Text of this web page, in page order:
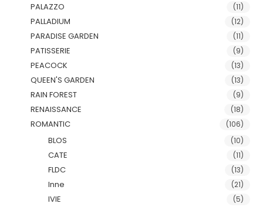
PALAZZO (11)
PALLADIUM (12)
PARADISE GARDEN (11)
PATISSERIE (9)
PEACOCK (13)
QUEEN'S GARDEN (13)
RAIN FOREST (9)
RENAISSANCE (18)
ROMANTIC (106)
BLOS (10)
CATE (11)
FLDC (13)
Inne (21)
IVIE (5)